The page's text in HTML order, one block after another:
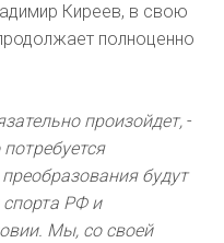
Киреев, в свою
полноценно
произойдет, -
будут
РФ и
Мы, со своей